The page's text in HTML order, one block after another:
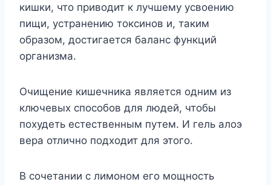
кишки, что приводит к лучшему усвоению
пищи, устранению токсинов и, таким
образом, достигается баланс функций
организма.
Очищение кишечника является одним из
ключевых способов для людей, чтобы
похудеть естественным путем. И гель алоэ
вера отлично подходит для этого.
В сочетании с лимоном его мощность